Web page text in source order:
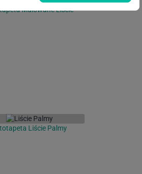
Malowane Liście
Liście Palmy